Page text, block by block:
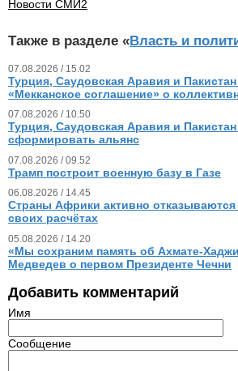
Новости СМИ2
Также в разделе «Власть и
07.08.2026 / 15.02
Турция, Саудовская Аравия и
«Мекканское соглашение» о
07.08.2026 / 10.50
Турция, Саудовская Аравия и
сформировать альянс
07.08.2026 / 09.52
Трамп построит военную базу в Газе
06.08.2026 / 14.45
Страны Африки активно
своих расчётах
05.08.2026 / 14.20
«Мы сохраним память об Ахмате-
Медведев о первом Президенте Чечни
Добавить комментарий
Имя
Сообщение